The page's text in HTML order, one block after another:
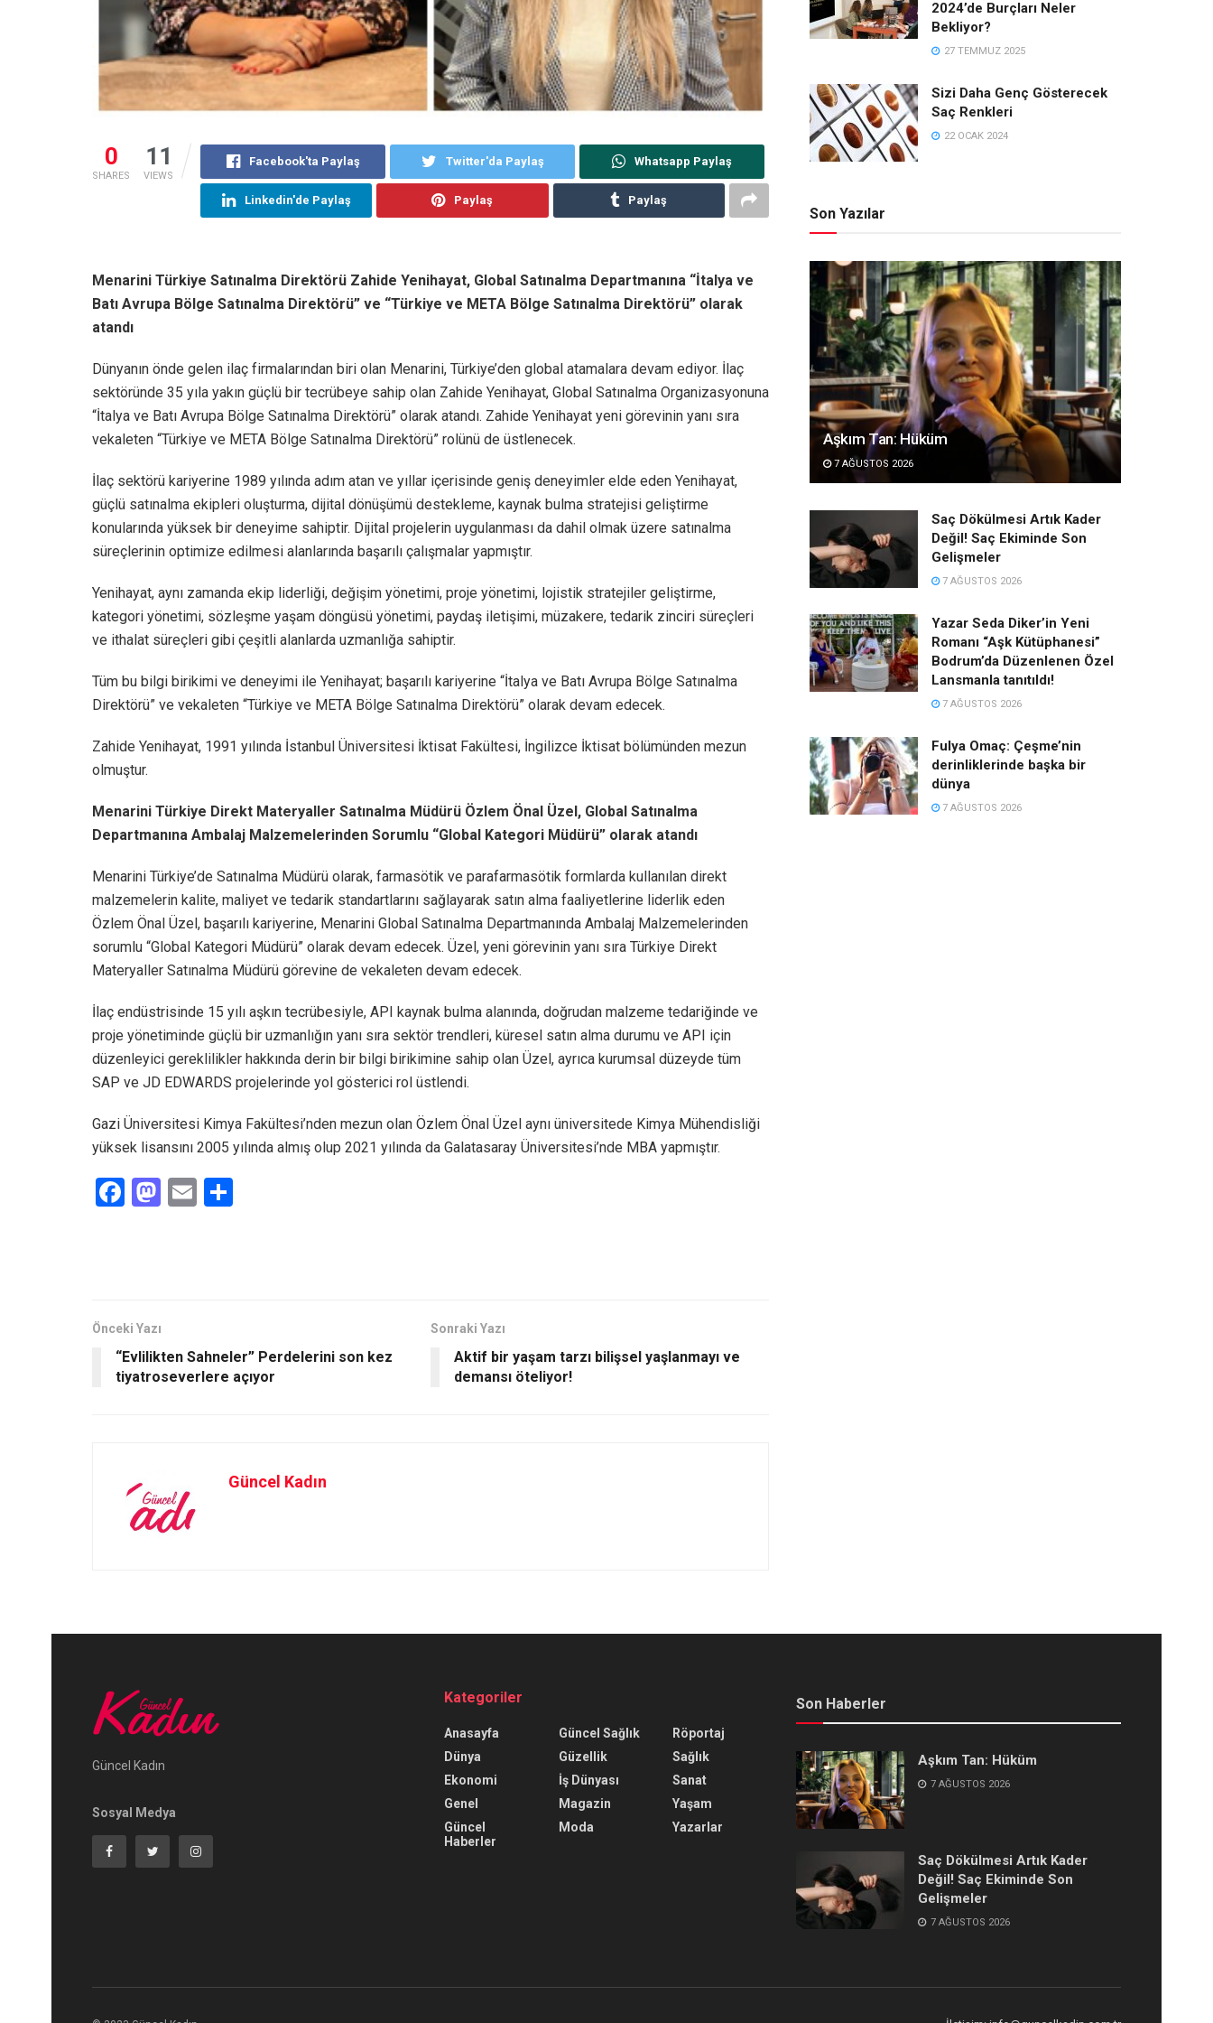
0
SHARES
11
VIEWS
Facebook'ta Paylaş Twitter'da Paylaş Whatsapp Paylaş
Linkedin'de Paylaş Paylaş Paylaş
Menarini Türkiye Satınalma Direktörü Zahide Yenihayat, Global Satınalma Departmanına “İtalya ve
Batı Avrupa Bölge Satınalma Direktörü” ve “Türkiye ve META Bölge Satınalma Direktörü” olarak
atandı
Dünyanın önde gelen ilaç firmalarından biri olan Menarini, Türkiye’den global atamalara devam ediyor. İlaç
sektöründe 35 yıla yakın güçlü bir tecrübeye sahip olan Zahide Yenihayat, Global Satınalma Organizasyonuna
“İtalya ve Batı Avrupa Bölge Satınalma Direktörü” olarak atandı. Zahide Yenihayat yeni görevinin yanı sıra
vekaleten “Türkiye ve META Bölge Satınalma Direktörü” rolünü de üstlenecek.
İlaç sektörü kariyerine 1989 yılında adım atan ve yıllar içerisinde geniş deneyimler elde eden Yenihayat,
güçlü satınalma ekipleri oluşturma, dijital dönüşümü destekleme, kaynak bulma stratejisi geliştirme
konularında yüksek bir deneyime sahiptir. Dijital projelerin uygulanması da dahil olmak üzere satınalma
süreçlerinin optimize edilmesi alanlarında başarılı çalışmalar yapmıştır.
Yenihayat, aynı zamanda ekip liderliği, değişim yönetimi, proje yönetimi, lojistik stratejiler geliştirme,
kategori yönetimi, sözleşme yaşam döngüsü yönetimi, paydaş iletişimi, müzakere, tedarik zinciri süreçleri
ve ithalat süreçleri gibi çeşitli alanlarda uzmanlığa sahiptir.
Tüm bu bilgi birikimi ve deneyimi ile Yenihayat; başarılı kariyerine “İtalya ve Batı Avrupa Bölge Satınalma
Direktörü” ve vekaleten “Türkiye ve META Bölge Satınalma Direktörü” olarak devam edecek.
Zahide Yenihayat, 1991 yılında İstanbul Üniversitesi İktisat Fakültesi, İngilizce İktisat bölümünden mezun
olmuştur.
Menarini Türkiye Direkt Materyaller Satınalma Müdürü Özlem Önal Üzel, Global Satınalma
Departmanına Ambalaj Malzemelerinden Sorumlu “Global Kategori Müdürü” olarak atandı
Menarini Türkiye’de Satınalma Müdürü olarak, farmasötik ve parafarmasötik formlarda kullanılan direkt
malzemelerin kalite, maliyet ve tedarik standartlarını sağlayarak satın alma faaliyetlerine liderlik eden
Özlem Önal Üzel, başarılı kariyerine, Menarini Global Satınalma Departmanında Ambalaj Malzemelerinden
sorumlu “Global Kategori Müdürü” olarak devam edecek. Üzel, yeni görevinin yanı sıra Türkiye Direkt
Materyaller Satınalma Müdürü görevine de vekaleten devam edecek.
İlaç endüstrisinde 15 yılı aşkın tecrübesiyle, API kaynak bulma alanında, doğrudan malzeme tedariğinde ve
proje yönetiminde güçlü bir uzmanlığın yanı sıra sektör trendleri, küresel satın alma durumu ve API için
düzenleyici gereklilikler hakkında derin bir bilgi birikimine sahip olan Üzel, ayrıca kurumsal düzeyde tüm
SAP ve JD EDWARDS projelerinde yol gösterici rol üstlendi.
Gazi Üniversitesi Kimya Fakültesi’nden mezun olan Özlem Önal Üzel aynı üniversitede Kimya Mühendisliği
yüksek lisansını 2005 yılında almış olup 2021 yılında da Galatasaray Üniversitesi’nde MBA yapmıştır.
F
o
k
M
n
E
Önceki Yazı
“Evlilikten Sahneler” Perdelerini son kez
tiyatroseverlere açıyor
Sonraki Yazı
Aktif bir yaşam tarzı bilişsel yaşlanmayı ve
demansı öteliyor!
Güncel Kadın
2024’de Burçları Neler
Bekliyor?
27 TEMMUZ 2025
Sizi Daha Genç Gösterecek
Saç Renkleri
22 OCAK 2024
Son Yazılar
Aşkım Tan: Hüküm
7 AĞUSTOS 2026
Saç Dökülmesi Artık Kader
Değil! Saç Ekiminde Son
Gelişmeler
7 AĞUSTOS 2026
Yazar Seda Diker’in Yeni
Romanı “Aşk Kütüphanesi”
Bodrum’da Düzenlenen Özel
Lansmanla tanıtıldı!
7 AĞUSTOS 2026
Fulya Omaç: Çeşme’nin
derinliklerinde başka bir
dünya
7 AĞUSTOS 2026
Güncel Kadın
Sosyal Medya
Kategoriler
Anasayfa
Dünya
Ekonomi
Genel
Güncel
Haberler
Güncel Sağlık
Güzellik
İş Dünyası
Magazin
Moda
Röportaj
Sağlık
Sanat
Yaşam
Yazarlar
Son Haberler
Aşkım Tan: Hüküm
7 AĞUSTOS 2026
Saç Dökülmesi Artık Kader
Değil! Saç Ekiminde Son
Gelişmeler
7 AĞUSTOS 2026